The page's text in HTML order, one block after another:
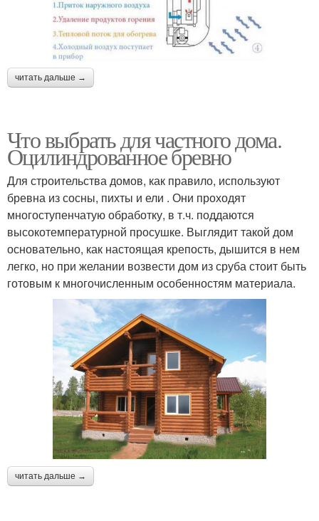
читать дальше →
Что выбрать для частного дома.
Оцилиндрованное бревно
Для строительства домов, как правило, используют
бревна из сосны, пихты и ели . Они проходят
многоступенчатую обработку, в т.ч. поддаются
высокотемпературной просушке. Выглядит такой дом
основательно, как настоящая крепость, дышится в нем
легко, но при желании возвести дом из сруба стоит быть
готовым к многочисленным особенностям материала.
читать дальше →